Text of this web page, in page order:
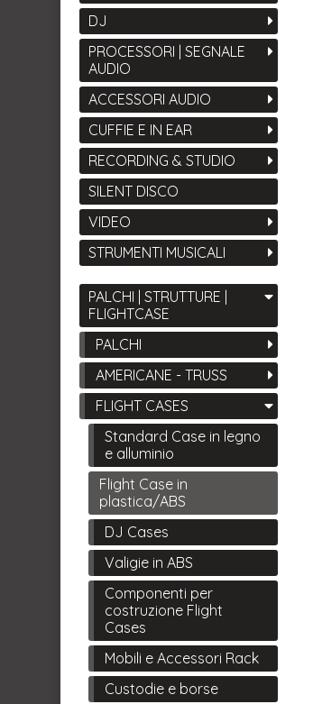
DJ
PROCESSORI | SEGNALE
AUDIO
ACCESSORI AUDIO
CUFFIE E IN EAR
RECORDING & STUDIO
SILENT DISCO
VIDEO
STRUMENTI MUSICALI
PALCHI | STRUTTURE |
FLIGHTCASE
PALCHI
AMERICANE - TRUSS
FLIGHT CASES
Standard Case in legno
e alluminio
Flight Case in
plastica/ABS
DJ Cases
Valigie in ABS
Componenti per
costruzione Flight
Cases
Mobili e Accessori Rack
Custodie e borse